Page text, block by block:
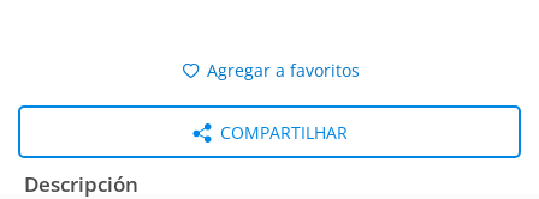
Agregar a favoritos
COMPARTILHAR
Descripción